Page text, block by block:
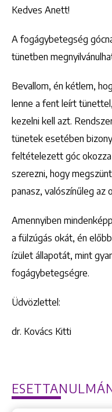
Kedves Anett!
A fogágybetegség
tünetben
Bevallom, én kétlem,
lenne a fent leírt
kezelni kell azt.
tünetek esetében
feltételezett góc okozza
szerezni, hogy
panasz, valószínűleg az
Amennyiben
a fülzúgás okát, én
ízület állapotát, mint
fogágybetegségre.
Üdvözlettel:
dr. Kovács Kitti